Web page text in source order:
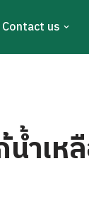
Contact us
ำเห